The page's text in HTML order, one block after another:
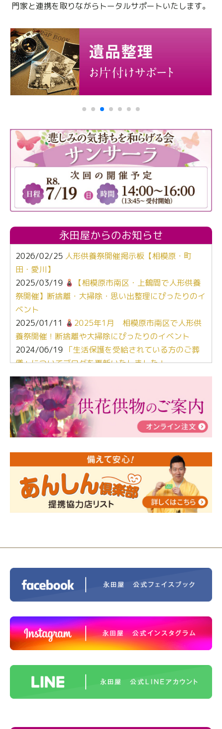
門家と連携を取りながらトータルサポートいたします。
永田屋からのお知らせ
2026/02/25 人形供養祭開催掲示板【相模原・町
田・愛川】
2025/03/19
【相模原市南区・上鶴間で人形供養
祭開催】断捨離・大掃除・思い出整理にぴったりのイ
ベント
2025/01/11
2025年1月 相模原市南区で人形供
養祭開催！断捨離や大掃除にぴったりのイベント
2024/06/19 「生活保護を受給されている方のご葬
儀」についてブログを更新いたしました！
2024/03/06【終活なるほど教室】「マンガで学
ぶ！はじめてのお葬式」小さな家族葬ハウス®町田成
瀬 ご参加ありがとうございました！
2024/01/19令和6年能登半島地震災害の寄付のご報
告
人形供養 寄付のご報告
2023/12/16終活なるほど教室＠小さな家族葬ハウ
ス®上鶴間 エンディングノートを書いてみよう！
2023/11/29 永田屋創業110周年記念式典 レンブラ
ントホテル東京町田